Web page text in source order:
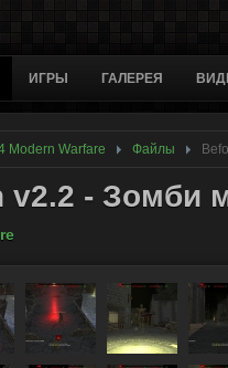
ИГРЫ ГАЛЕРЕЯ
Modern Warfare Файлы
v2.2 - Зомби